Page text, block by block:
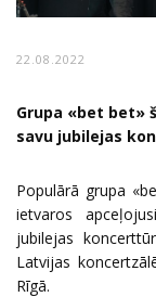
22.08.2022
Grupa «bet bet»
savu jubilejas
Populārā grupa
ietvaros
jubilejas
Latvijas
Rīgā.